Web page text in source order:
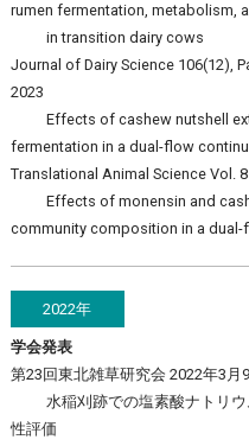
rumen fermentation, metabolism,
in transition dairy cows
Journal of Dairy Science 106(12),
2023
Effects of cashew nutshell
fermentation in a dual-flow
Translational Animal Science Vol.
Effects of monensin and
community composition in a
2022年
学会発表
第23回東北雑草研究会 2022年3月
水稲刈跡での塩素酸ナトリ
性評価